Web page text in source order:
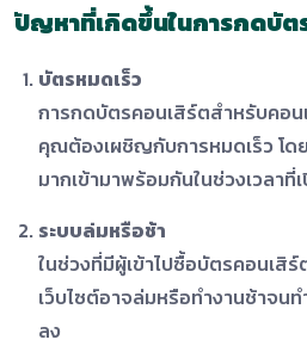
ปัญหาที่เกิดขึ้นในการกดบัต
บัตรหมดเร็ว
การกดบัตรคอนเสิร์ตสำหรับคอน
คุณต้องเผชิญกับการหมดเร็ว โด
มากเข้ามาพร้อมกันในช่วงเวลาที่
ระบบล่มหรือช้า
ในช่วงที่มีผู้เข้าไปซื้อบัตรคอนเสิ
เว็บไซต์อาจล่มหรือทำงานช้าจน
ลง